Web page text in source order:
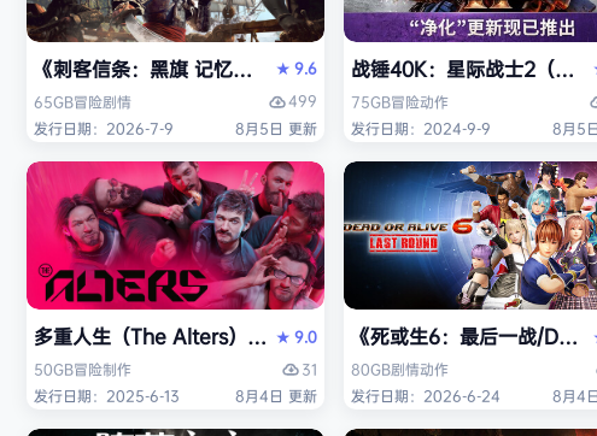
《刺客信条：黑旗 记忆重置-虚拟机版/Assassin’s Creed
★ 9.6
65GB冒险剧情
499
发行日期：2026-7-9
8月5日 更新
战锤40K：星际战士2（
75GB冒险动作
发行日期：2024-9-9
8月5
多重人生（The Alters）免安装中文版
★ 9.0
50GB冒险制作
31
发行日期：2025-6-13
8月4日 更新
《死或生6：最后一战/
80GB剧情动作
发行日期：2026-6-24
8月4